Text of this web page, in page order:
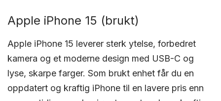
Apple iPhone 15 (brukt)
Apple iPhone 15 leverer sterk ytelse, forbedret
kamera og et moderne design med USB-C og
lyse, skarpe farger. Som brukt enhet får du en
oppdatert og kraftig iPhone til en lavere pris enn